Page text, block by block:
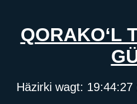
QORAKO‘L
Häzirki wagt: 19:44:27